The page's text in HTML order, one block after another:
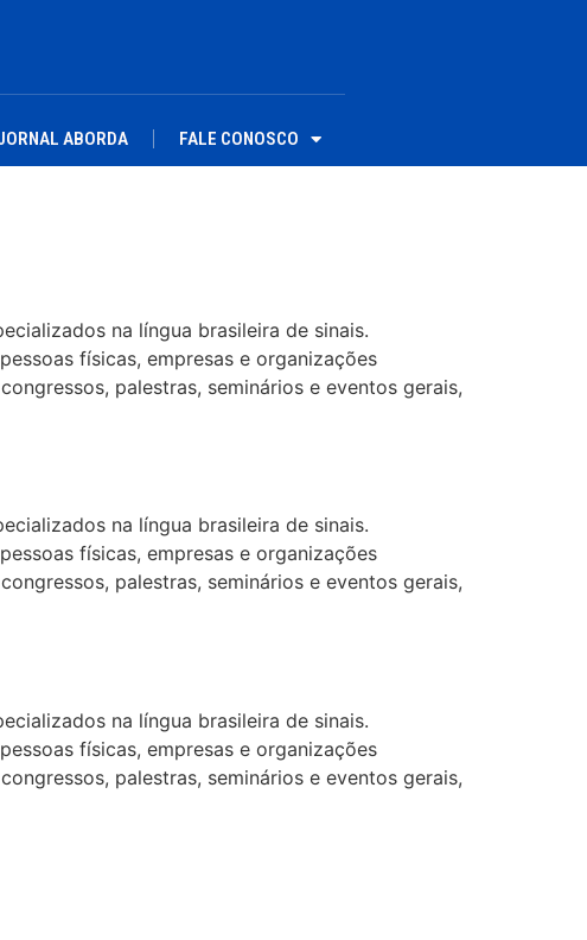
ABORDA FALE CONOSCO
na língua brasileira de sinais.
físicas, empresas e organizações
palestras, seminários e eventos gerais,
na língua brasileira de sinais.
físicas, empresas e organizações
palestras, seminários e eventos gerais,
na língua brasileira de sinais.
físicas, empresas e organizações
palestras, seminários e eventos gerais,